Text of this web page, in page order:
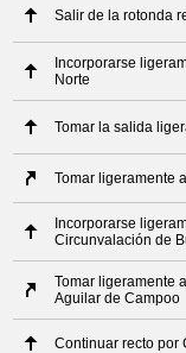
Salir de la rotonda
Incorporarse
Norte
Tomar la salida
Tomar ligeramente
Incorporarse
Circunvalación de
Tomar ligeramente
Aguilar de Campoo
Continuar recto por